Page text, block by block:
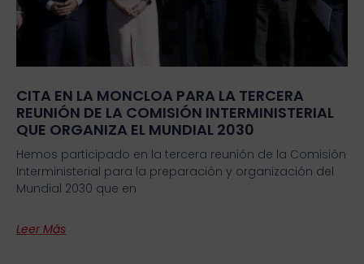
CITA EN LA MONCLOA PARA LA TERCERA
REUNIÓN DE LA COMISIÓN INTERMINISTERIAL
QUE ORGANIZA EL MUNDIAL 2030
Hemos participado en la tercera reunión de la Comisión
Interministerial para la preparación y organización del
Mundial 2030 que en
Leer Más